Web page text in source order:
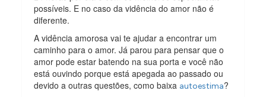
possíveis. E no caso da vidência do amor não é
diferente.
A vidência amorosa vai te ajudar a encontrar um
caminho para o amor. Já parou para pensar que o
amor pode estar batendo na sua porta e você não
está ouvindo porque está apegada ao passado ou
devido a outras questões, como baixa autoestima?